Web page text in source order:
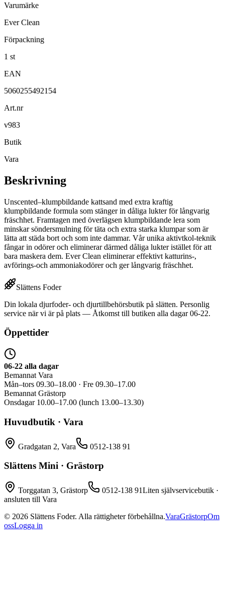
Varumärke
Ever Clean
Förpackning
1 st
EAN
5060255492154
Art.nr
v983
Butik
Vara
Beskrivning
Unscented–klumpbildande kattsand med extra kraftig
klumpbildande formula som stänger in dåliga lukter för långvarig
fräschhet. Framtagen med överlägsen klumpbildande lera som
minskar söndersmulning för täta och extra starka klumpar som är
lätta att städa bort och som inte dammar. Vår unika aktivtkol-teknik
fångar in odörer och eliminerar därmed dåliga lukter istället för att
bara maskera dem. Ever Clean eliminerar effektivt katturins-,
avförings-och ammoniakodörer och ger långvarig fräschhet.
Slättens Foder
Din lokala djurfoder- och djurtillbehörsbutik på slätten. Personlig
service när vi är på plats — Åtkomst till butiken alla dagar 06-22.
Öppettider
06-22 alla dagar
Bemannat Vara
Mån–tors 09.30–18.00 · Fre 09.30–17.00
Bemannat Grästorp
Onsdagar 10.00–17.00 (lunch 13.00–13.30)
Huvudbutik · Vara
Gradgatan 2, Vara 0512-138 91
Slättens Mini · Grästorp
Torggatan 3, Grästorp 0512-138 91Liten självservicebutik ·
ansluten till Vara
© 2026 Slättens Foder. Alla rättigheter förbehållna.VaraGrästorpOm
ossLogga in